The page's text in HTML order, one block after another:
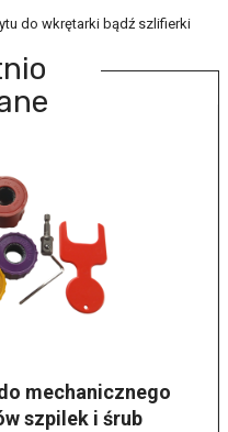
do wkrętarki bądź szlifierki
mechanicznego
szpilek i śrub